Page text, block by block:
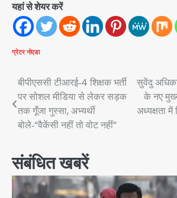
यहां से शेयर करें
ग्रेटर नोएडा
Post
navigation
बीपीएससी टीआरई‑4 शिक्षक भर्ती
पर सोशल मीडिया से लेकर सड़क
तक गूँजा गुस्सा, अभ्यर्थी
बोले‑“वैकेंसी नहीं तो वोट नहीं”
सुवेंदु
के नए
अध्यक्षता
संबंधित खबरें